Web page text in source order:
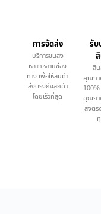
การจัดส่ง
บริการขนส่ง
หลากหลายช่อง
ทาง เพื่อให้สินค้า
ส่งตรงถึงลูกค้า
โดยเร็วที่สุด
รับ
สิ
คุณภา
คุณภ
ส่งตร